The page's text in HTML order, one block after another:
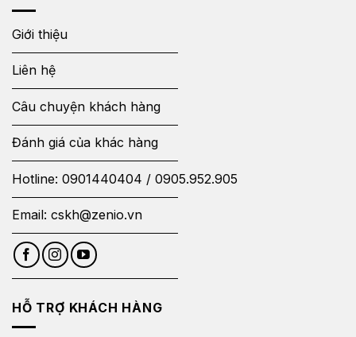
Giới thiệu
Liên hệ
Câu chuyện khách hàng
Đánh giá của khác hàng
Hotline: 0901440404 / 0905.952.905
Email: cskh@zenio.vn
HỖ TRỢ KHÁCH HÀNG